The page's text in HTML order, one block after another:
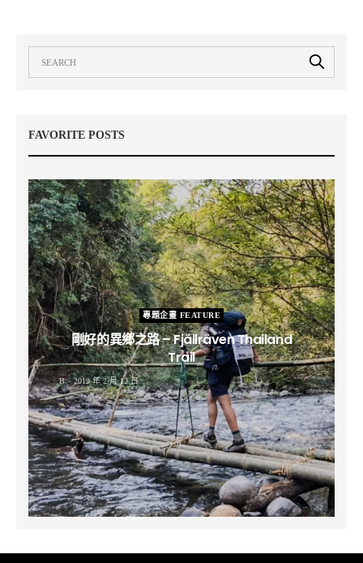
FAVORITE POSTS
專題企畫 FEATURE
剛好的異鄉之路 – Fjällräven Thailand
Trail
B 2019 年 2 月 12 日